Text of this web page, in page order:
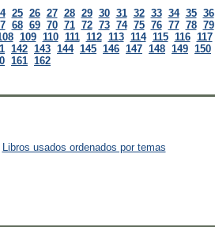
25 26 27 28 29 30 31 32 33 34 35 36
68 69 70 71 72 73 74 75 76 77 78 79
109 110 111 112 113 114 115 116 117
142 143 144 145 146 147 148 149 150
161 162
Libros usados ordenados por temas